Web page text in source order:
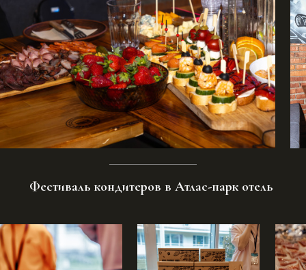
Фестиваль кондитеров в Атлас-парк отель